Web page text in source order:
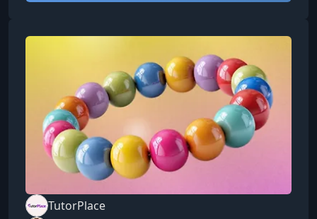
полный цикл свечеварения — от выбора
материалов до финального декора. Вы
узнаете, как профессионалы создают
эстетичные и безопасные све
TutorPlace